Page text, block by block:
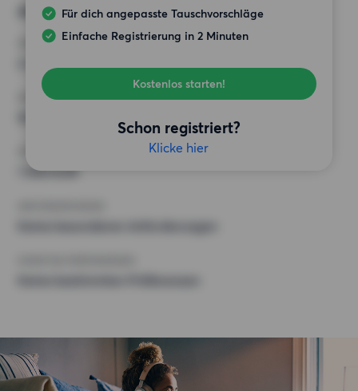
Für dich angepasste Tauschvorschläge
Einfache Registrierung in 2 Minuten
Kostenlos starten!
Schon registriert?
Klicke hier
Alternative Wünsche
ZIMMER
MINDESTANZAHL AN QUADRATMETERN
1 500 EUR